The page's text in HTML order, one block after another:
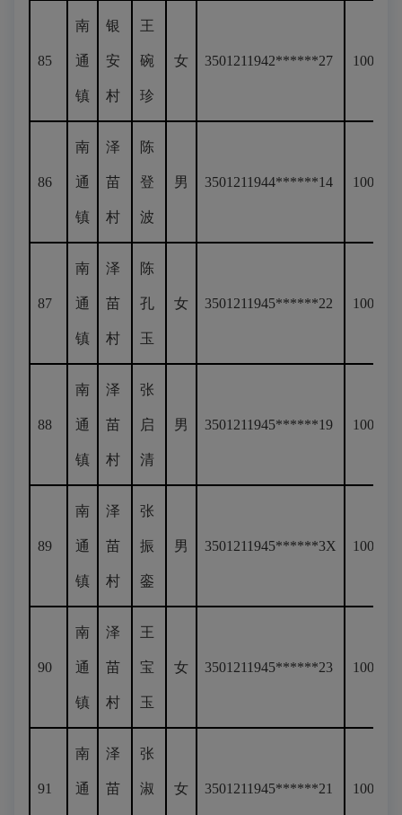
85
南
通
镇
银
安
村
王
碗
珍
女 3501211942******27 100
86
南
通
镇
泽
苗
村
陈
登
波
男 3501211944******14 100
87
南
通
镇
泽
苗
村
陈
孔
玉
女 3501211945******22 100
88
南
通
镇
泽
苗
村
张
启
清
男 3501211945******19 100
89
南
通
镇
泽
苗
村
张
振
銮
男 3501211945******3X 100
90
南
通
镇
泽
苗
村
王
宝
玉
女 3501211945******23 100
91
南
通
泽
苗
张
淑 女 3501211945******21 100